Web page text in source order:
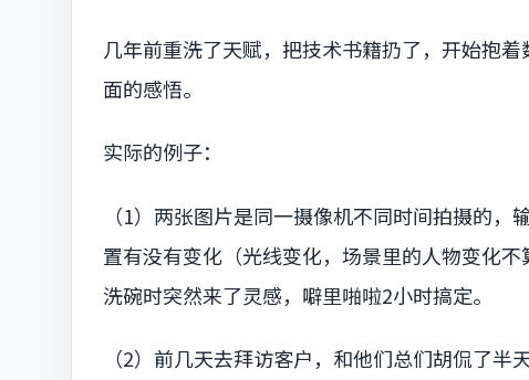
几年前重洗了天赋，把技术书籍扔了，开始抱
面的感悟。
实际的例子：
（1）两张图片是同一摄像机不同时间拍摄的
置有没有变化（光线变化，场景里的人物变化
洗碗时突然来了灵感，噼里啪啦2小时搞定。
（2）前几天去拜访客户，和他们总们胡侃了